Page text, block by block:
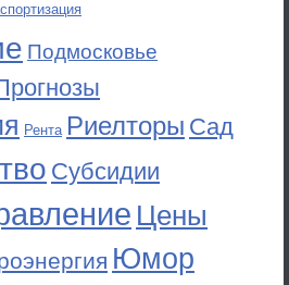
Подмосковье
Рента Риелторы Сад
Субсидии
Цены
Юмор